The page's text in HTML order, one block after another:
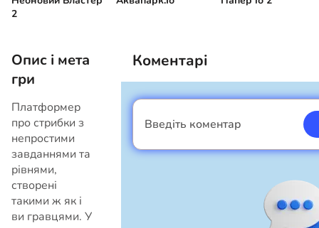
2
Опис і мета
гри
Платформер
про стрибки з
непростими
завданнями та
рівнями,
створені
такими ж як і
ви гравцями. У
Коментарі
Введіть коментар
Я хлопець